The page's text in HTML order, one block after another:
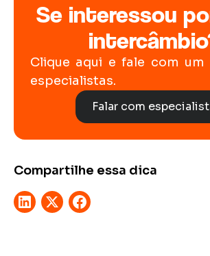
Se interessou
Clique aqui e fale com um
especialistas.
Falar com
Compartilhe essa dica